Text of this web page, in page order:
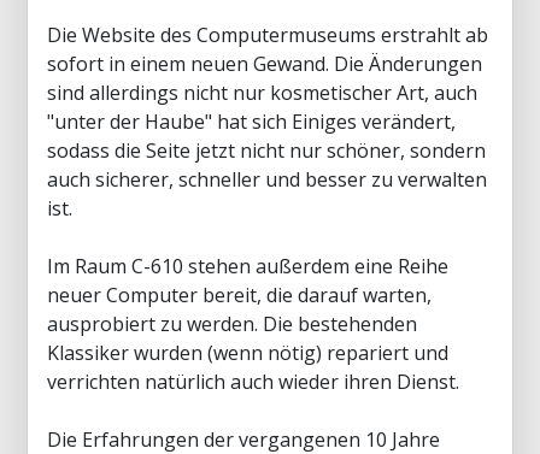
Die Website des Computermuseums erstrahlt ab
sofort in einem neuen Gewand. Die Änderungen
sind allerdings nicht nur kosmetischer Art, auch
"unter der Haube" hat sich Einiges verändert,
sodass die Seite jetzt nicht nur schöner, sondern
auch sicherer, schneller und besser zu verwalten
ist.
Im Raum C-610 stehen außerdem eine Reihe
neuer Computer bereit, die darauf warten,
ausprobiert zu werden. Die bestehenden
Klassiker wurden (wenn nötig) repariert und
verrichten natürlich auch wieder ihren Dienst.
Die Erfahrungen der vergangenen 10 Jahre